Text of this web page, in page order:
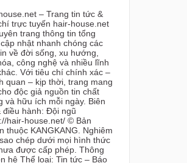
un problema
– Trang tin tức &
trực tuyến hair-house.net
trang thông tin tổng
nhật nhanh chóng các
về đời sống, xu hướng,
công nghệ và nhiều lĩnh
Với tiêu chí chính xác –
quan – kịp thời, trang mang
độc giả nguồn tin chất
và hữu ích mỗi ngày. Biên
điều hành: Đội ngũ
hair-house.net/ © Bản
thuộc KANGKANG. Nghiêm
chép dưới mọi hình thức
được cấp phép. Thông
hệ Thể loại: Tin tức – Báo